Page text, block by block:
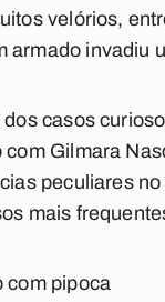
velórios,
armado invadiu
dos casos
com Gilmara
peculiares
mais
com pipoca